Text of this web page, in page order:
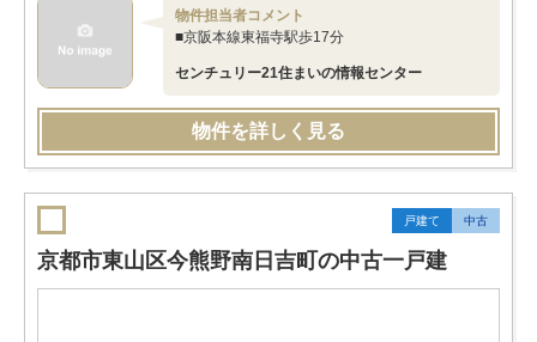
物件担当者コメント
■京阪本線東福寺駅歩17分
センチュリー21住まいの情報センター
物件を詳しく見る
戸建て 中古
京都市東山区今熊野南日吉町の中古一戸建